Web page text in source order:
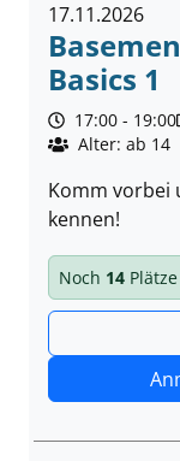
17.11.2026
Basics 1
17:00 - 19:00
Alter: ab 14
Komm vorbei
kennen!
Noch 14